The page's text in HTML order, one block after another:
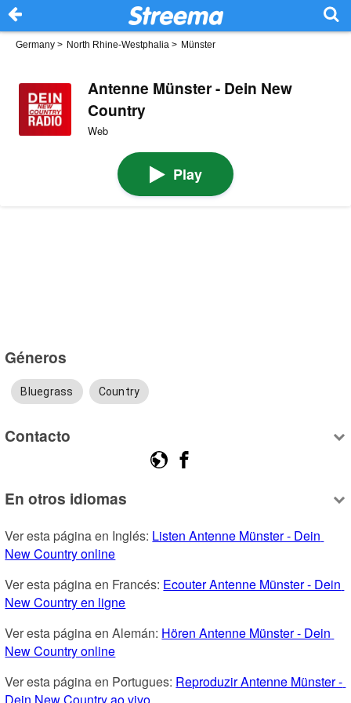
Germany > North Rhine-Westphalia > Münster
Antenne Münster - Dein New
Country
Web
Play
Géneros
Bluegrass Country
Contacto
En otros idiomas
Ver esta página en Inglés: Listen Antenne Münster - Dein
New Country online
Ver esta página en Francés: Ecouter Antenne Münster - Dein
New Country en ligne
Ver esta página en Alemán: Hören Antenne Münster - Dein
New Country online
Ver esta página en Portugues: Reproduzir Antenne Münster -
Dein New Country ao vivo